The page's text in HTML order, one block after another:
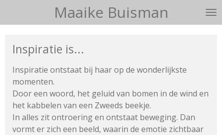
de
hoofdinhoud
Maaike Buisman
Inspiratie is...
Inspiratie ontstaat bij haar op de wonderlijkste
momenten.
Door een woord, het geluid van bomen in de wind en
het kabbelen van een Zweeds beekje.
In alles zit ontroering en ontstaat beweging. Dan
vormt er zich een beeld, waarin de emotie zichtbaar